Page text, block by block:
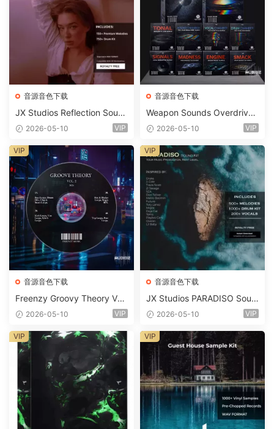
音源音色下载
JX Studios Reflection Soun
d Kit WAV-FANTASTiC
2026-05-10 VIP
音源音色下载
Weapon Sounds Overdrive
x Echo Chamber Production
m 2 Presets-FANTASTiC
2026-05-10 VIP
音源音色下载
Freenzy Groovy Theory Vol.
2 WAV
2026-05-10 VIP
VIP
音源音色下载
JX Studios PARADISO Soun
d Kit MULTiFORMAT-FANTA
2026-05-10 VIP
VIP
VIP VIP